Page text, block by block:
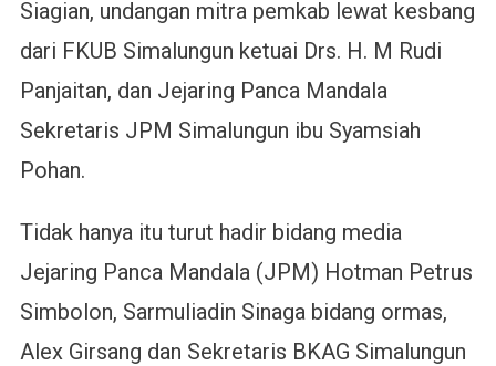
Siagian, undangan mitra pemkab lewat kesbang
dari FKUB Simalungun ketuai Drs. H. M Rudi
Panjaitan, dan Jejaring Panca Mandala
Sekretaris JPM Simalungun ibu Syamsiah
Pohan.
Tidak hanya itu turut hadir bidang media
Jejaring Panca Mandala (JPM) Hotman Petrus
Simbolon, Sarmuliadin Sinaga bidang ormas,
Alex Girsang dan Sekretaris BKAG Simalungun